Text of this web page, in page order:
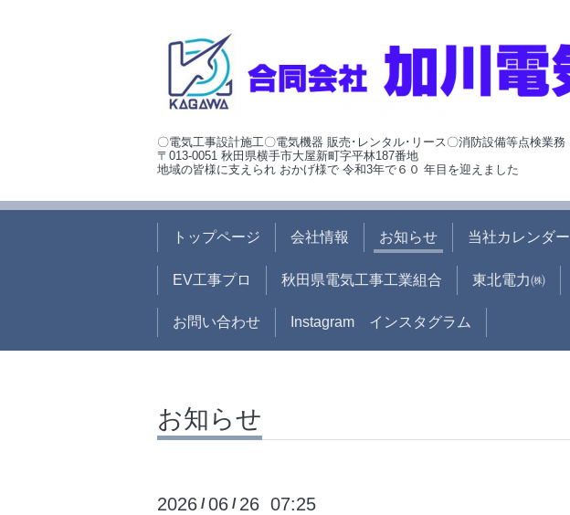
〇電気工事設計施工〇電気機器 販売･レンタル･リース〇消防設備等点検業務
〒013-0051 秋田県横手市大屋新町字平林187番地
地域の皆様に支えられ おかげ様で 令和3年で６０ 年目を迎えました
トップページ 会社情報 お知らせ 当社カレンダー
EV工事プロ 秋田県電気工事工業組合 東北電力㈱
お問い合わせ Instagram インスタグラム
お知らせ
2026 /06 / 26 07:25